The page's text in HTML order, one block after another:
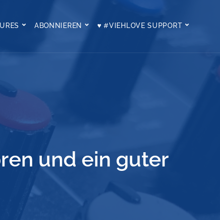
ABONNIEREN ♥ #VIEHLOVE SUPPORT
und ein guter